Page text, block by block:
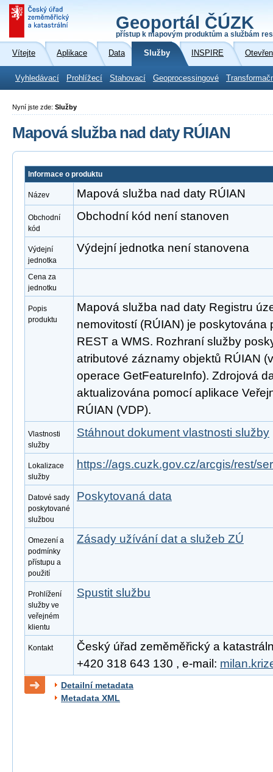
Geoportál ČÚZK
přístup k mapovým produktům a službám
Vítejte Aplikace Data Služby INSPIRE
Vyhledávací Prohlížecí Stahovací Geoprocessingové
Nyní jste zde: Služby
Mapová služba nad daty RÚIAN
Informace o produktu
Název Mapová služba nad daty RÚIAN
Obchodní
kód
Obchodní kód není stanoven
Výdejní
jednotka
Výdejní jednotka není stanovena
Cena za
jednotku
Popis
produktu
Mapová služba nad daty Registru
nemovitostí (RÚIAN) je poskytována
REST a WMS. Rozhraní služby
atributové záznamy objektů RÚIAN
operace GetFeatureInfo). Zdrojová
aktualizována pomocí aplikace
RÚIAN (VDP).
Vlastnosti
služby
Stáhnout dokument vlastnosti služby
Lokalizace
služby
https://ags.cuzk.gov.cz/arcgis/rest/
Datové sady
poskytované
službou
Poskytovaná data
Omezení a
podmínky
přístupu a
použití
Zásady užívání dat a služeb ZÚ
Prohlížení
služby ve
veřejném
klientu
Spustit službu
Kontakt
Český úřad zeměměřický a
+420 318 643 130 , e-mail:
Detailní metadata
Metadata XML